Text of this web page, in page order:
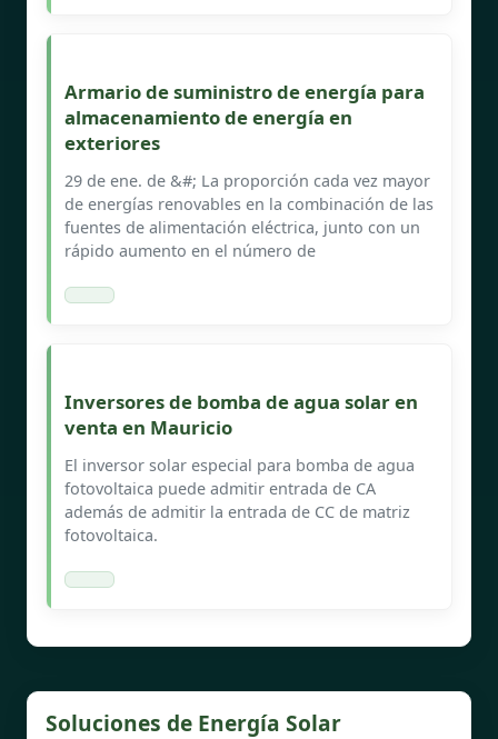
Armario de suministro de energía para
almacenamiento de energía en
exteriores
29 de ene. de &#; La proporción cada vez mayor
de energías renovables en la combinación de las
fuentes de alimentación eléctrica, junto con un
rápido aumento en el número de
Inversores de bomba de agua solar en
venta en Mauricio
El inversor solar especial para bomba de agua
fotovoltaica puede admitir entrada de CA
además de admitir la entrada de CC de matriz
fotovoltaica.
Soluciones de Energía Solar